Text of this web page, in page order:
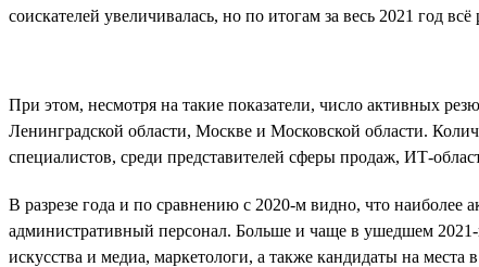
соискателей увеличивалась, но по итогам за весь 2021 год
При этом, несмотря на такие показатели, число активных
Ленинградской области, Москве и Московской области.
специалистов, среди представителей сферы продаж, ИТ-
В разрезе года и по сравнению с 2020-м видно, что
административный персонал. Больше и чаще в ушедшем
искусства и медиа, маркетологи, а также кандидаты на